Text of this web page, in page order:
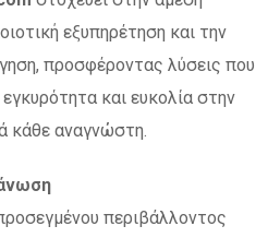
εξυπηρέτηση και την
προσφέροντας λύσεις που
και ευκολία στην
κάθε αναγνώστη.
περιβάλλοντος